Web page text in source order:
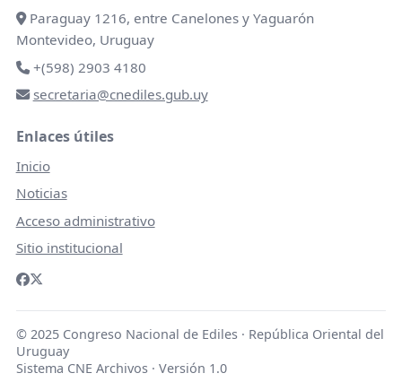
Paraguay 1216, entre Canelones y Yaguarón
Montevideo, Uruguay
+(598) 2903 4180
secretaria@cnediles.gub.uy
Enlaces útiles
Inicio
Noticias
Acceso administrativo
Sitio institucional
© 2025 Congreso Nacional de Ediles · República Oriental del
Uruguay
Sistema CNE Archivos · Versión 1.0